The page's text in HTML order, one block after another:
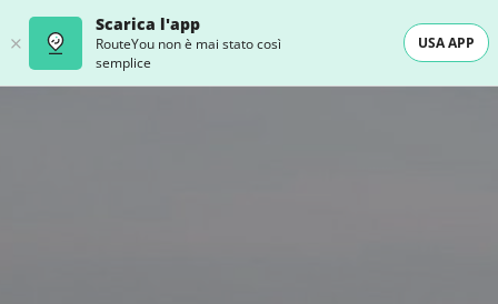
Scarica l'app
RouteYou non è mai stato così
semplice
USA APP